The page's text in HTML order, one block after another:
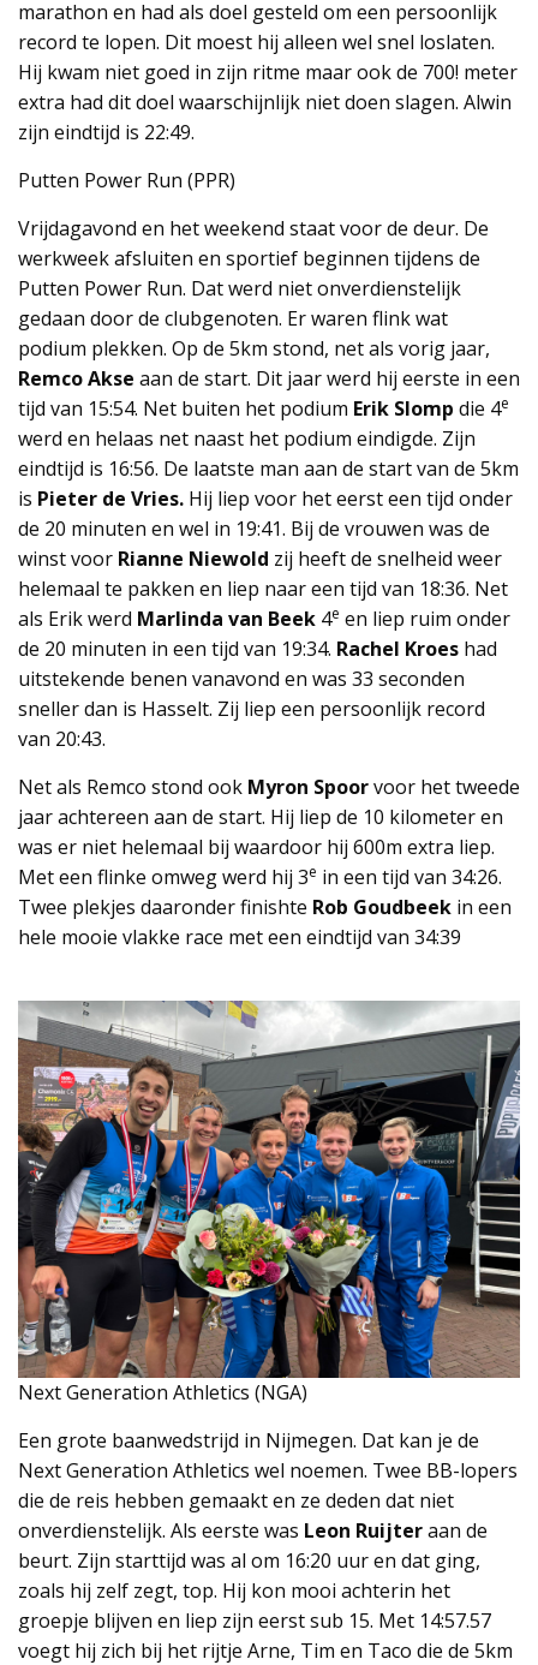
marathon en had als doel gesteld om een persoonlijk
record te lopen. Dit moest hij alleen wel snel loslaten.
Hij kwam niet goed in zijn ritme maar ook de 700! meter
extra had dit doel waarschijnlijk niet doen slagen. Alwin
zijn eindtijd is 22:49.
Putten Power Run (PPR)
Vrijdagavond en het weekend staat voor de deur. De
werkweek afsluiten en sportief beginnen tijdens de
Putten Power Run. Dat werd niet onverdienstelijk
gedaan door de clubgenoten. Er waren flink wat
podium plekken. Op de 5km stond, net als vorig jaar,
Remco Akse aan de start. Dit jaar werd hij eerste in een
tijd van 15:54. Net buiten het podium Erik Slomp die 4e
werd en helaas net naast het podium eindigde. Zijn
eindtijd is 16:56. De laatste man aan de start van de 5km
is Pieter de Vries. Hij liep voor het eerst een tijd onder
de 20 minuten en wel in 19:41. Bij de vrouwen was de
winst voor Rianne Niewold zij heeft de snelheid weer
helemaal te pakken en liep naar een tijd van 18:36. Net
als Erik werd Marlinda van Beek 4e en liep ruim onder
de 20 minuten in een tijd van 19:34. Rachel Kroes had
uitstekende benen vanavond en was 33 seconden
sneller dan is Hasselt. Zij liep een persoonlijk record
van 20:43.
Net als Remco stond ook Myron Spoorvoor het tweede
jaar achtereen aan de start. Hij liep de 10 kilometer en
was er niet helemaal bij waardoor hij 600m extra liep.
Met een flinke omweg werd hij 3e in een tijd van 34:26.
Twee plekjes daaronder finishte Rob Goudbeek in een
hele mooie vlakke race met een eindtijd van 34:39
Next Generation Athletics (NGA)
Een grote baanwedstrijd in Nijmegen. Dat kan je de
Next Generation Athletics wel noemen. Twee BB-lopers
die de reis hebben gemaakt en ze deden dat niet
onverdienstelijk. Als eerste was Leon Ruijteraan de
beurt. Zijn starttijd was al om 16:20 uur en dat ging,
zoals hij zelf zegt, top. Hij kon mooi achterin het
groepje blijven en liep zijn eerst sub 15. Met 14:57.57
voegt hij zich bij het rijtje Arne, Tim en Taco die de 5km